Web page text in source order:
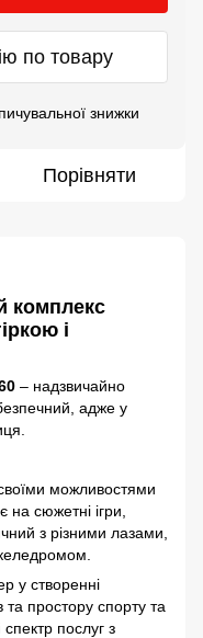
по товару
знижки
Порівняти
комплекс
і
– надзвичайно
адже у
можливостями
на сюжетні ігри,
з різними лазами,
у створенні
простору спорту та
послуг з